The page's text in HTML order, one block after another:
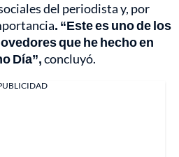
del periodista y, por
. “Este es uno de los
que he hecho en
Día”,concluyó.